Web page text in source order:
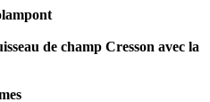
de champ Cresson avec la